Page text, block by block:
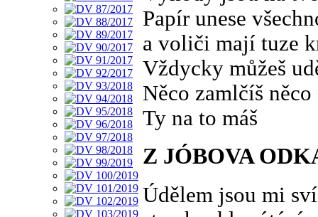
Papír unese
a voliči mají tuze
Vždycky můžeš
Něco zamlčíš
Ty na to máš
Z JÓBOVA
Údělem jsou mi